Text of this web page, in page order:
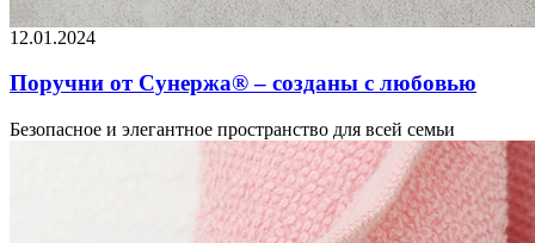
12.01.2024
Поручни от Сунержа® – созданы с любовью
Безопасное и элегантное пространство для всей семьи